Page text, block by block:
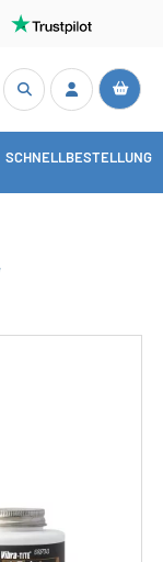
SCHNELLBESTELLUNG